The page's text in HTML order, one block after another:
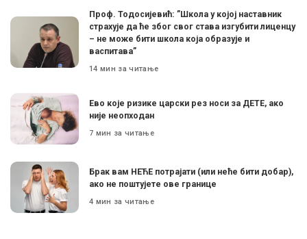
Проф. Тодосијевић: ”Школа у којој наставник
страхује да ће због свог става изгубити лиценцу
– не може бити школа која образује и
васпитава”
14 мин за читање
Ево које ризике царски рез носи за ДЕТЕ, ако
није неопходан
7 мин за читање
Брак вам НЕЋЕ потрајати (или неће бити добар),
ако не поштујете ове границе
4 мин за читање